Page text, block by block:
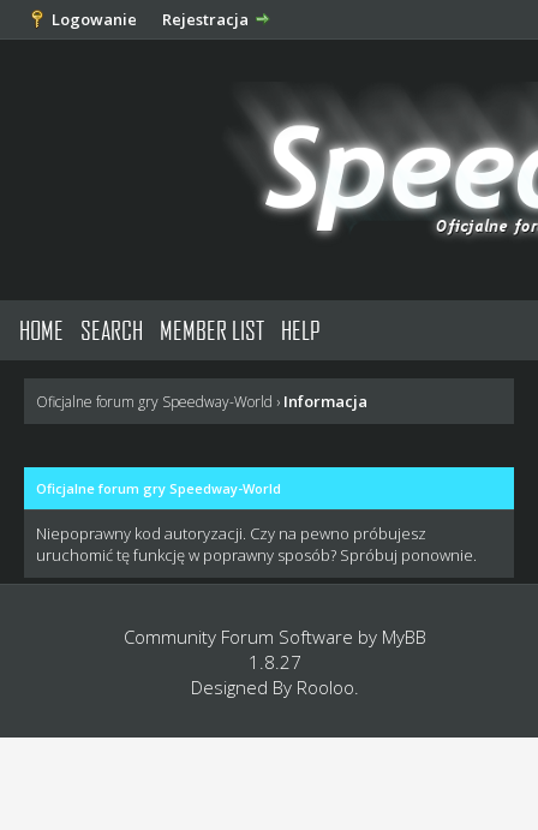
Logowanie Rejestracja
HOME SEARCH MEMBER LIST HELP
Oficjalne forum gry Speedway-World › Informacja
Oficjalne forum gry Speedway-World
Niepoprawny kod autoryzacji. Czy na pewno próbujesz
uruchomić tę funkcję w poprawny sposób? Spróbuj ponownie.
Community Forum Software by MyBB
1.8.27
Designed By Rooloo.